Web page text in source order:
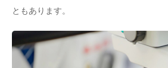
ともあります。